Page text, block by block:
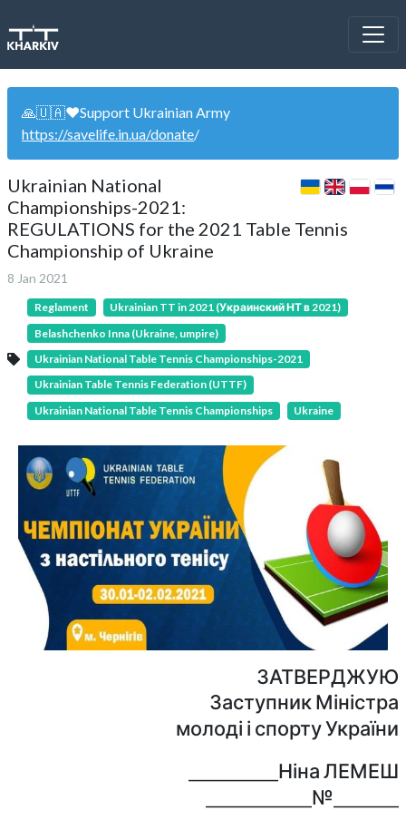
🙏🇺🇦❤️Support Ukrainian Army
https://savelife.in.ua/donate/
Ukrainian National
Championships-2021:
REGULATIONS for the 2021 Table Tennis
Championship of Ukraine
8 Jan 2021
Reglament
Ukrainian TT in 2021 (Украинский НТ в 2021)
Belashchenko Inna (Ukraine, umpire)
Ukrainian National Table Tennis Championships-2021
Ukrainian Table Tennis Federation (UTTF)
Ukrainian National Table Tennis Championships
Ukraine
ЗАТВЕРДЖУЮ
Заступник Міністра
молоді і спорту України
___________Ніна ЛЕМЕШ
_____________№________